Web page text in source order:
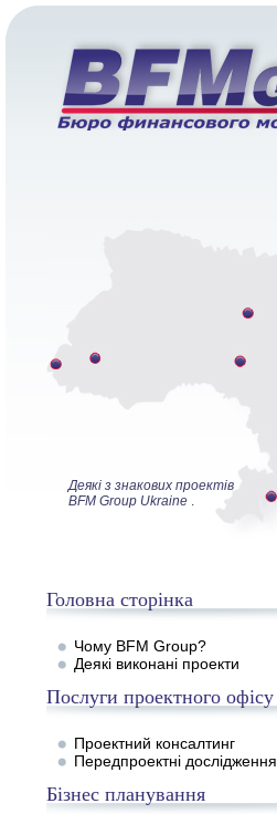
Деякі з знакових проектів
BFM Group Ukraine .
Головна сторінка
Чому BFM Group?
Деякі виконані проекти
Послуги проектного офісу
Проектний консалтинг
Передпроектні дослідження
Бізнес планування